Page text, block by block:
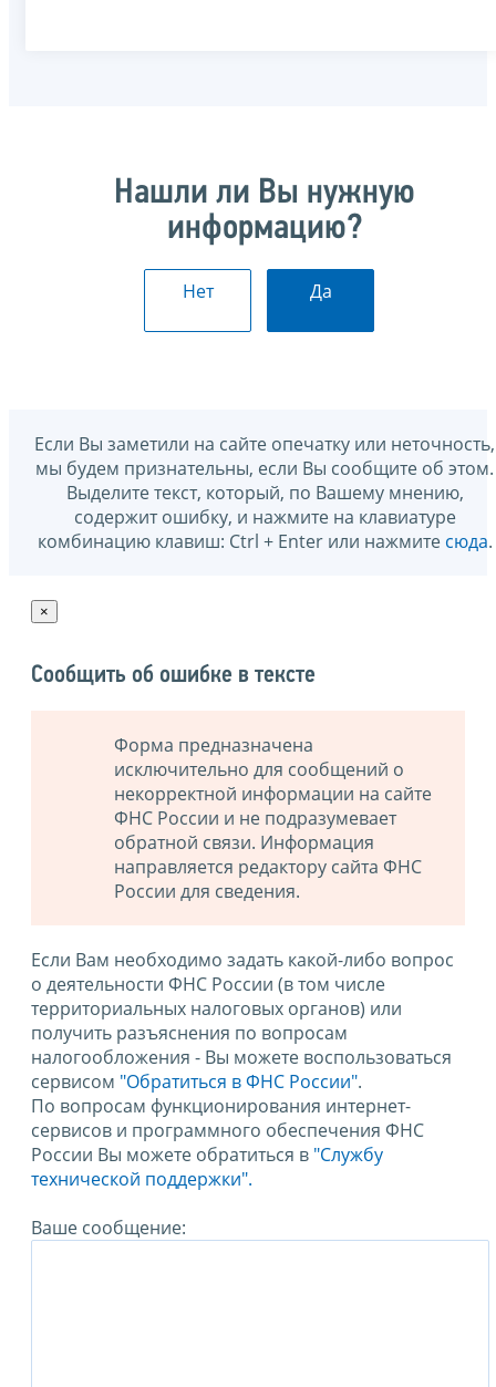
Нашли ли Вы нужную
информацию?
Нет Да
Если Вы заметили на сайте опечатку или неточность,
мы будем признательны, если Вы сообщите об этом.
Выделите текст, который, по Вашему мнению,
содержит ошибку, и нажмите на клавиатуре
комбинацию клавиш: Ctrl + Enter или нажмите сюда.
×
Сообщить об ошибке в тексте
Форма предназначена
исключительно для сообщений о
некорректной информации на сайте
ФНС России и не подразумевает
обратной связи. Информация
направляется редактору сайта ФНС
России для сведения.
Если Вам необходимо задать какой-либо вопрос
о деятельности ФНС России (в том числе
территориальных налоговых органов) или
получить разъяснения по вопросам
налогообложения - Вы можете воспользоваться
сервисом "Обратиться в ФНС России".
По вопросам функционирования интернет-
сервисов и программного обеспечения ФНС
России Вы можете обратиться в "Службу
технической поддержки".
Ваше сообщение: